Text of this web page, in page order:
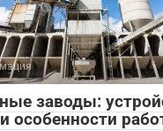
заводы:
особенности